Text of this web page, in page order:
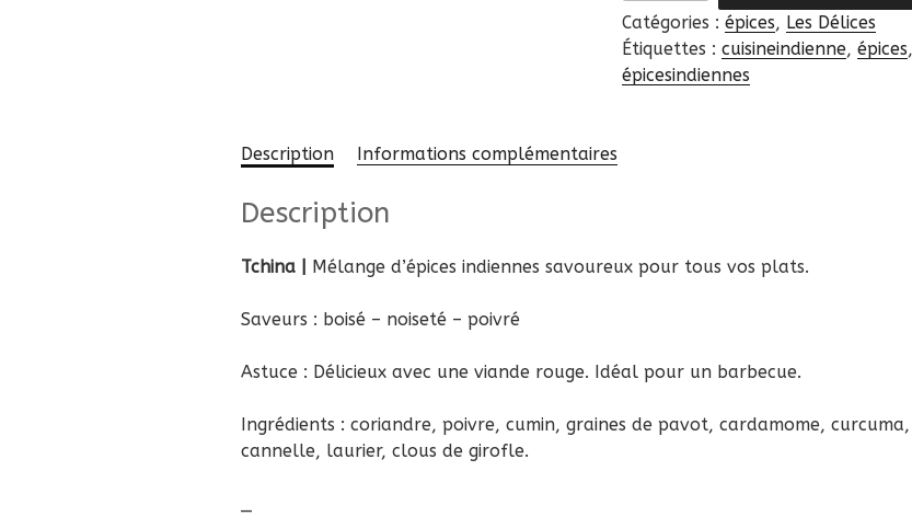
TCHINA
|
épices
Catégories : épices, Les Délices
Étiquettes : cuisineindienne, épices,
épicesindiennes
Description Informations complémentaires
Description
Tchina | Mélange d’épices indiennes savoureux pour tous vos plats.
Saveurs : boisé – noiseté – poivré
Astuce : Délicieux avec une viande rouge. Idéal pour un barbecue.
Ingrédients : coriandre, poivre, cumin, graines de pavot, cardamome, curcuma,
cannelle, laurier, clous de girofle.